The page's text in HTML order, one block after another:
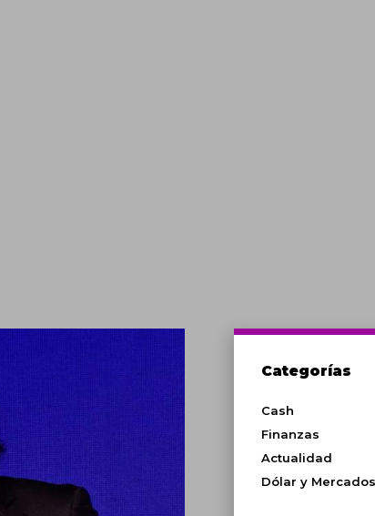
Categorías
Cash
Finanzas
Actualidad
Dólar y Mercados